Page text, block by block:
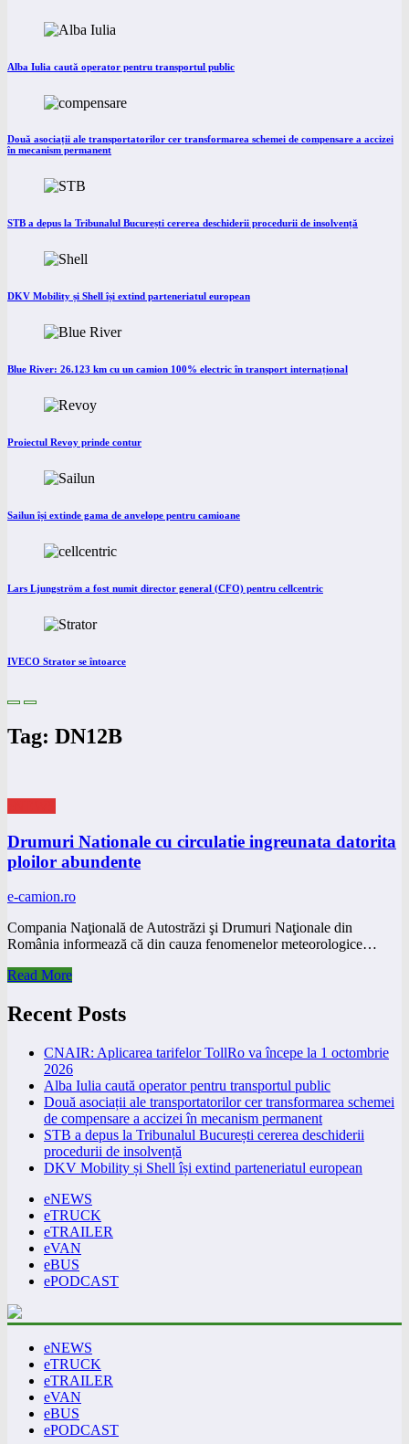
Alba Iulia caută operator pentru transportul public
Două asociații ale transportatorilor cer transformarea schemei de compensare a accizei
în mecanism permanent
STB a depus la Tribunalul București cererea deschiderii procedurii de insolvență
DKV Mobility și Shell își extind parteneriatul european
Blue River: 26.123 km cu un camion 100% electric în transport internațional
Proiectul Revoy prinde contur
Sailun își extinde gama de anvelope pentru camioane
Lars Ljungström a fost numit director general (CFO) pentru cellcentric
IVECO Strator se întoarce
Tag: DN12B
Drumuri Nationale cu circulatie ingreunata datorita
ploilor abundente
e-camion.ro
Compania Naţională de Autostrăzi şi Drumuri Naţionale din
România informează că din cauza fenomenelor meteorologice…
Read More
Recent Posts
CNAIR: Aplicarea tarifelor TollRo va începe la 1 octombrie
2026
Alba Iulia caută operator pentru transportul public
Două asociații ale transportatorilor cer transformarea schemei
de compensare a accizei în mecanism permanent
STB a depus la Tribunalul București cererea deschiderii
procedurii de insolvență
DKV Mobility și Shell își extind parteneriatul european
eNEWS
eTRUCK
eTRAILER
eVAN
eBUS
ePODCAST
eNEWS
eTRUCK
eTRAILER
eVAN
eBUS
ePODCAST